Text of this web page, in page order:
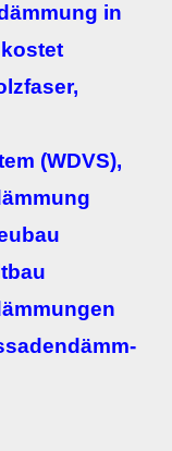
in
(WDVS),